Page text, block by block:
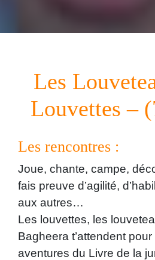
Les
Louvettes –
Les rencontres :
Joue, chante, campe,
fais preuve d’agilité,
aux autres…
Les louvettes, les
Bagheera t’attendent
aventures du Livre de la